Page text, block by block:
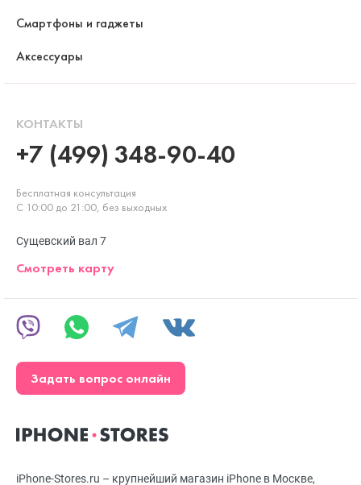
iPhone-Stores.ru – крупнейший магазин iPhone в Москве,
Смартфоны и гаджеты
Аксессуары
КОНТАКТЫ
+7 (499) 348-90-40
Бесплатная консультация
С 10:00 до 21:00, без выходных
Сущевский вал 7
Смотреть карту
Задать вопрос онлайн